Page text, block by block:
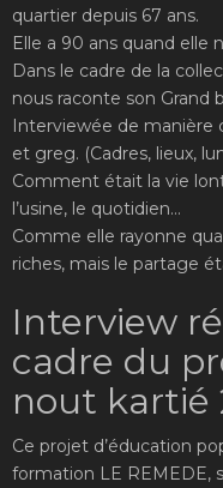
quartier depuis 67 ans.
Elle a 90 ans quand elle
Dans le cadre de la
nous raconte son Grand
Interviewée de
et greg. (Cadres, lieux,
Comment était la vie
l’usine, le quotidien…
Comme elle rayonne
riches, mais le partage
Interview
cadre du
nout kartié
Ce projet d’éducation
formation LE REMEDE,